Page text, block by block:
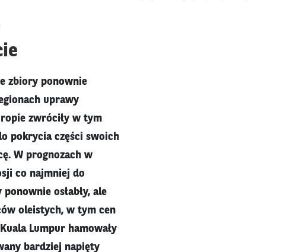
zbiory ponownie
uprawy
zwróciły w tym
pokrycia części swoich
W prognozach w
co najmniej do
osłabły, ale
oleistych, w tym cen
Lumpur hamowały
bardziej napięty